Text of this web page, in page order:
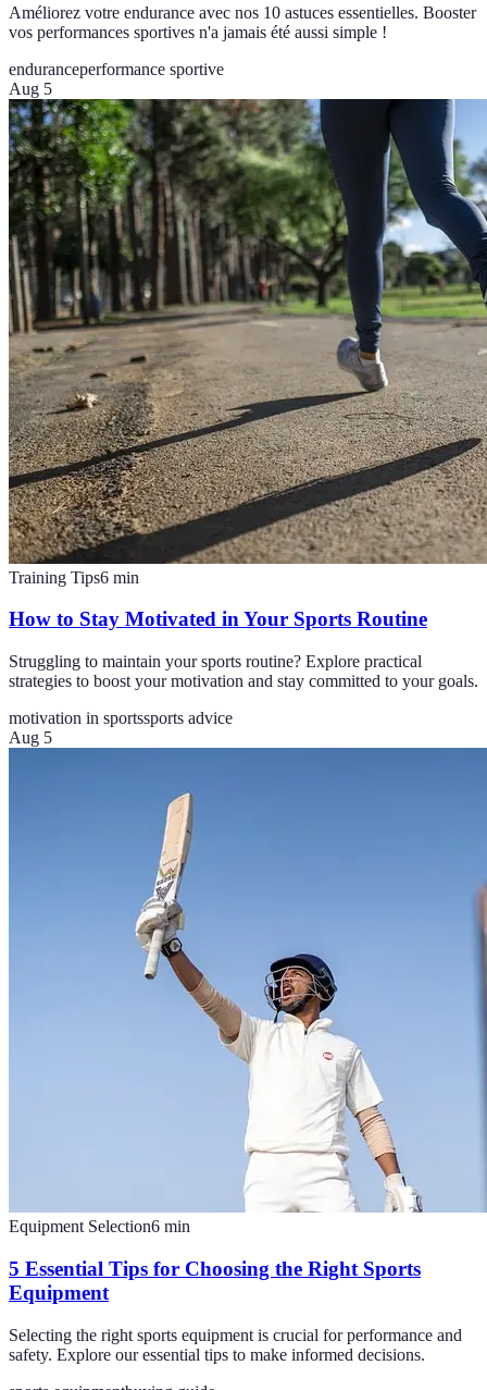
Améliorez votre endurance avec nos 10 astuces essentielles. Booster
vos performances sportives n'a jamais été aussi simple !
enduranceperformance sportive
Aug 5
Training Tips6 min
How to Stay Motivated in Your Sports Routine
Struggling to maintain your sports routine? Explore practical
strategies to boost your motivation and stay committed to your goals.
motivation in sportssports advice
Aug 5
Equipment Selection6 min
5 Essential Tips for Choosing the Right Sports
Equipment
Selecting the right sports equipment is crucial for performance and
safety. Explore our essential tips to make informed decisions.